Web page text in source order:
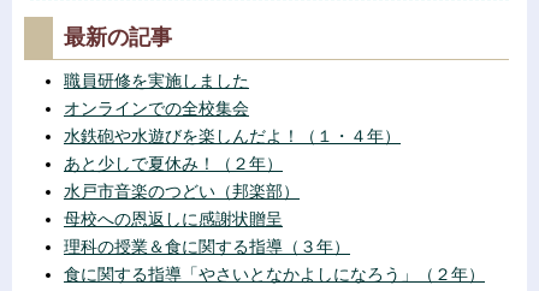
最新の記事
職員研修を実施しました
オンラインでの全校集会
水鉄砲や水遊びを楽しんだよ！（１・４年）
あと少しで夏休み！（２年）
水戸市音楽のつどい（邦楽部）
母校への恩返しに感謝状贈呈
理科の授業＆食に関する指導（３年）
食に関する指導「やさいとなかよしになろう」（２年）